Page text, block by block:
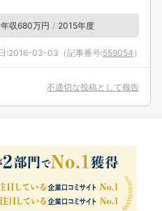
年収680万円 2015年度
:2016-03-03 （記事番号:559054 ）
不適切な投稿として報告